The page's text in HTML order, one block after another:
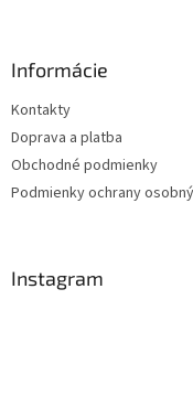
Informácie
Kontakty
Doprava a platba
Obchodné podmienky
Podmienky ochrany
Instagram